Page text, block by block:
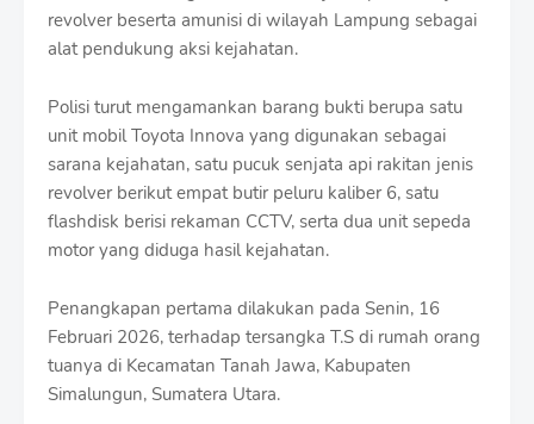
revolver beserta amunisi di wilayah Lampung sebagai
alat pendukung aksi kejahatan.
Polisi turut mengamankan barang bukti berupa satu
unit mobil Toyota Innova yang digunakan sebagai
sarana kejahatan, satu pucuk senjata api rakitan jenis
revolver berikut empat butir peluru kaliber 6, satu
flashdisk berisi rekaman CCTV, serta dua unit sepeda
motor yang diduga hasil kejahatan.
Penangkapan pertama dilakukan pada Senin, 16
Februari 2026, terhadap tersangka T.S di rumah orang
tuanya di Kecamatan Tanah Jawa, Kabupaten
Simalungun, Sumatera Utara.